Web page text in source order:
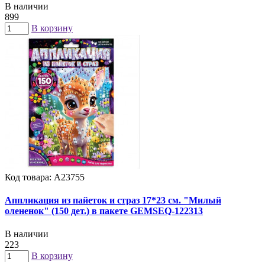
В наличии
899
В корзину
Код товара: А23755
Аппликация из пайеток и страз 17*23 см. "Милый
олененок" (150 дет.) в пакете GEMSEQ-122313
В наличии
223
В корзину